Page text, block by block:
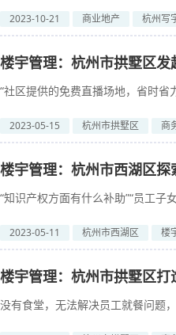
2023-10-21 商业地产 杭州写
楼宇管理：杭州市拱墅区
“社区提供的免费直播场地，省时
2023-05-15 杭州市拱墅区 商
楼宇管理：杭州市西湖区
“知识产权方面有什么补助”“员工
2023-05-11 杭州市西湖区 楼
楼宇管理：杭州市拱墅区打
没有食堂，无法解决员工就餐问题